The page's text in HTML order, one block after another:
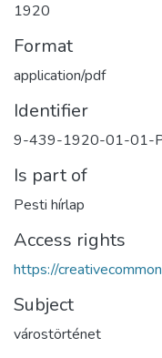
1920
Format
application/pdf
Identifier
9-439-1920-01-01-
Is part of
Pesti hírlap
Access rights
https://
Subject
várostörténet